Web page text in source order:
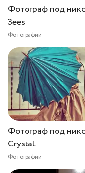
Фотограф под
3ees
Фотографии
Фотограф под
Crystal.
Фотографии